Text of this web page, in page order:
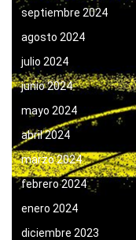
septiembre 2024
agosto 2024
julio 2024
junio 2024
mayo 2024
abril 2024
marzo 2024
febrero 2024
enero 2024
diciembre 2023